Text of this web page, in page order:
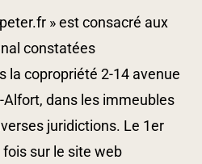
» est consacré aux
constatées
la copropriété 2-14 avenue
dans les immeubles
juridictions. Le 1er
sur le site web